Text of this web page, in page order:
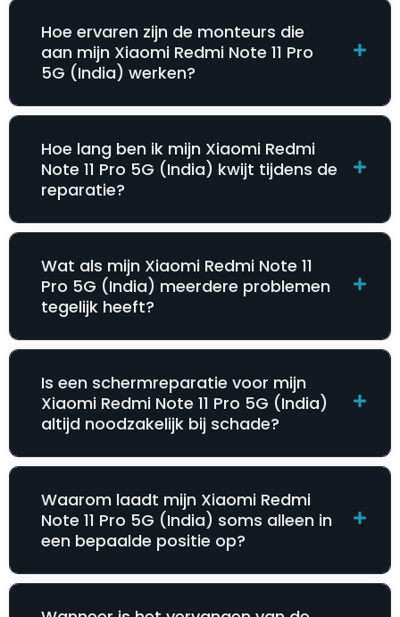
Hoe ervaren zijn de monteurs die
aan mijn Xiaomi Redmi Note 11 Pro
5G (India) werken?
Hoe lang ben ik mijn Xiaomi Redmi
Note 11 Pro 5G (India) kwijt tijdens de
reparatie?
Wat als mijn Xiaomi Redmi Note 11
Pro 5G (India) meerdere problemen
tegelijk heeft?
Is een schermreparatie voor mijn
Xiaomi Redmi Note 11 Pro 5G (India)
altijd noodzakelijk bij schade?
Waarom laadt mijn Xiaomi Redmi
Note 11 Pro 5G (India) soms alleen in
een bepaalde positie op?